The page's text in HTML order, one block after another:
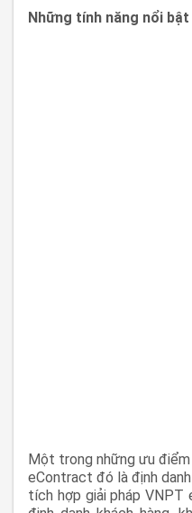
Những tính năng nổi bật
Một trong những ưu
eContract đó là định
tích hợp giải pháp VNPT